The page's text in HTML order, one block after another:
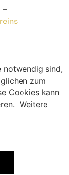
–
notwendig sind,
zum
Cookies kann
Weitere